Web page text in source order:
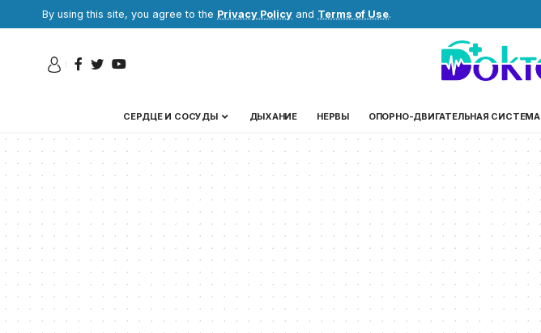
By using this site, you agree to the Privacy Policy and Terms of Use.
СЕРДЦЕ И СОСУДЫ ДЫХАНИЕ НЕРВЫ ОПОРНО-ДВИГАТЕЛЬНАЯ СИСТЕМА